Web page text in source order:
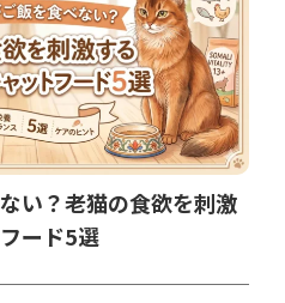
い？老猫の食欲を刺激
ード5選